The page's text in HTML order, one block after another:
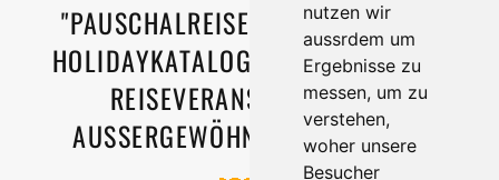
nutzen wir
aussrdem um
Ergebnisse zu
messen, um zu
verstehen,
woher unsere
Besucher
"PAUSCHALREISEN KANN JEDER" -
HOLIDAYKATALOGE.DE STELLT VOR:
REISEVERANSTALTER MIT
AUSSERGEWÖHNLICHEN REISEN